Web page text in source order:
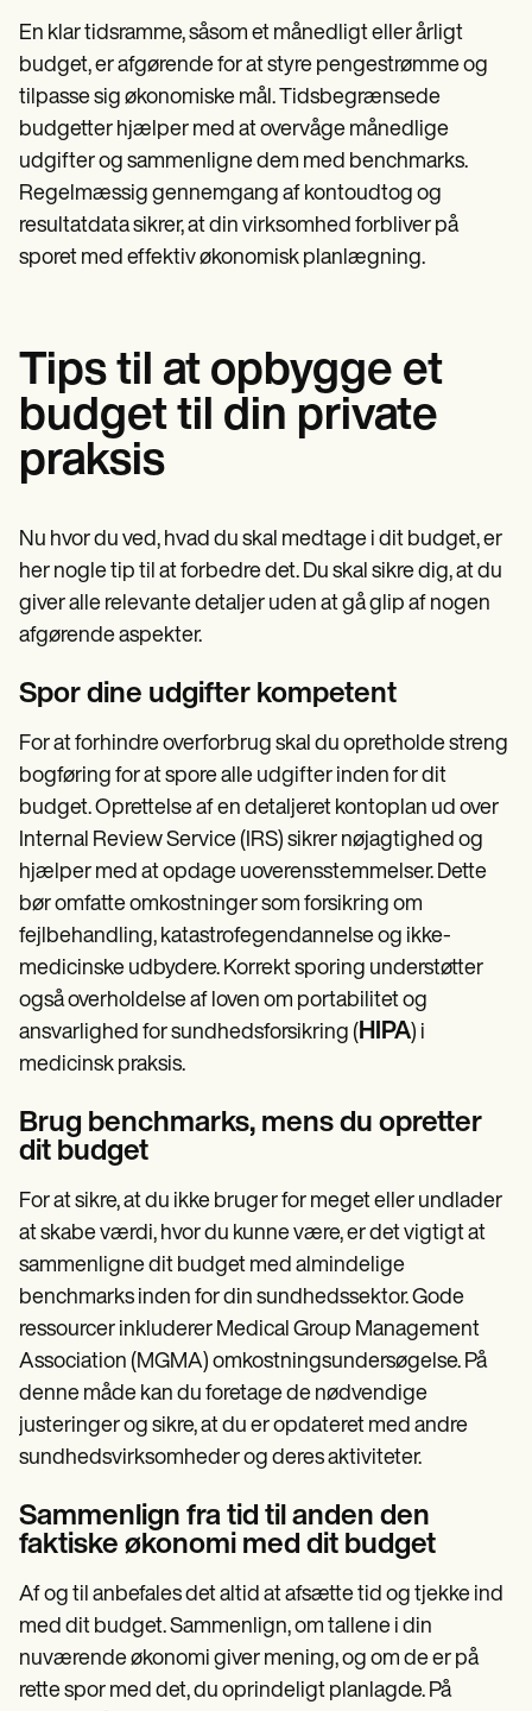
En klar tidsramme, såsom et månedligt eller årligt
budget, er afgørende for at styre pengestrømme og
tilpasse sig økonomiske mål. Tidsbegrænsede
budgetter hjælper med at overvåge månedlige
udgifter og sammenligne dem med benchmarks.
Regelmæssig gennemgang af kontoudtog og
resultatdata sikrer, at din virksomhed forbliver på
sporet med effektiv økonomisk planlægning.
Tips til at opbygge et
budget til din private
praksis
Nu hvor du ved, hvad du skal medtage i dit budget, er
her nogle tip til at forbedre det. Du skal sikre dig, at du
giver alle relevante detaljer uden at gå glip af nogen
afgørende aspekter.
Spor dine udgifter kompetent
For at forhindre overforbrug skal du opretholde streng
bogføring for at spore alle udgifter inden for dit
budget. Oprettelse af en detaljeret kontoplan ud over
Internal Review Service (IRS) sikrer nøjagtighed og
hjælper med at opdage uoverensstemmelser. Dette
bør omfatte omkostninger som forsikring om
fejlbehandling, katastrofegendannelse og ikke-
medicinske udbydere. Korrekt sporing understøtter
også overholdelse af loven om portabilitet og
ansvarlighed for sundhedsforsikring (HIPA) i
medicinsk praksis.
Brug benchmarks, mens du opretter
dit budget
For at sikre, at du ikke bruger for meget eller undlader
at skabe værdi, hvor du kunne være, er det vigtigt at
sammenligne dit budget med almindelige
benchmarks inden for din sundhedssektor. Gode
ressourcer inkluderer Medical Group Management
Association (MGMA) omkostningsundersøgelse. På
denne måde kan du foretage de nødvendige
justeringer og sikre, at du er opdateret med andre
sundhedsvirksomheder og deres aktiviteter.
Sammenlign fra tid til anden den
faktiske økonomi med dit budget
Af og til anbefales det altid at afsætte tid og tjekke ind
med dit budget. Sammenlign, om tallene i din
nuværende økonomi giver mening, og om de er på
rette spor med det, du oprindeligt planlagde. På